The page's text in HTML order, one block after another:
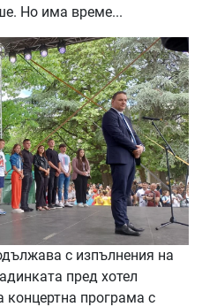
Но има време...
с изпълнения на
пред хотел
концертна програма с